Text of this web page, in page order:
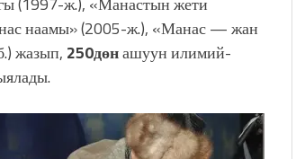
наамы» (2005-ж.), «Манас — жан
жазып, 250дөнашуун илимий-